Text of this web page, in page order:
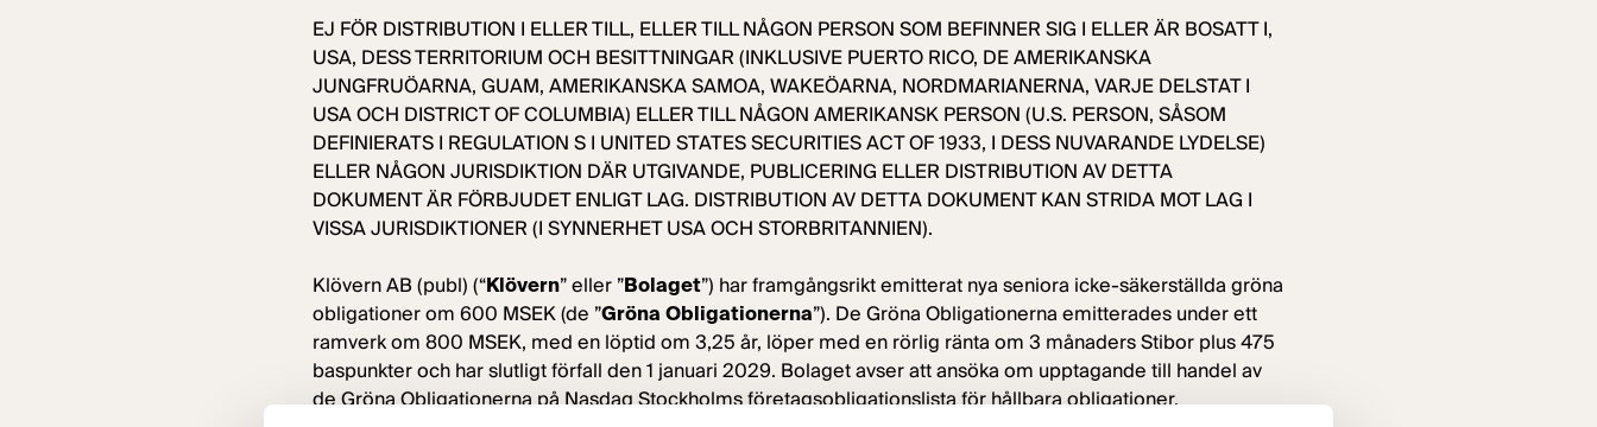
EJ FÖR DISTRIBUTION I ELLER TILL, ELLER TILL NÅGON PERSON SOM BEFINNER SIG I ELLER ÄR BOSATT I,
USA, DESS TERRITORIUM OCH BESITTNINGAR (INKLUSIVE PUERTO RICO, DE AMERIKANSKA
JUNGFRUÖARNA, GUAM, AMERIKANSKA SAMOA, WAKEÖARNA, NORDMARIANERNA, VARJE DELSTAT I
USA OCH DISTRICT OF COLUMBIA) ELLER TILL NÅGON AMERIKANSK PERSON (U.S. PERSON, SÅSOM
DEFINIERATS I REGULATION S I UNITED STATES SECURITIES ACT OF 1933, I DESS NUVARANDE LYDELSE)
ELLER NÅGON JURISDIKTION DÄR UTGIVANDE, PUBLICERING ELLER DISTRIBUTION AV DETTA
DOKUMENT ÄR FÖRBJUDET ENLIGT LAG. DISTRIBUTION AV DETTA DOKUMENT KAN STRIDA MOT LAG I
VISSA JURISDIKTIONER (I SYNNERHET USA OCH STORBRITANNIEN).
Klövern AB (publ) (“Klövern” eller ”Bolaget”) har framgångsrikt emitterat nya seniora icke-säkerställda gröna
obligationer om 600 MSEK (de ”Gröna Obligationerna”). De Gröna Obligationerna emitterades under ett
ramverk om 800 MSEK, med en löptid om 3,25 år, löper med en rörlig ränta om 3 månaders Stibor plus 475
baspunkter och har slutligt förfall den 1 januari 2029. Bolaget avser att ansöka om upptagande till handel av
de Gröna Obligationerna på Nasdaq Stockholms företagsobligationslista för hållbara obligationer.